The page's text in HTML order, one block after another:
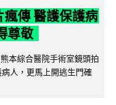
傳 醫護保護病
尊敬
本綜合醫院手術室鏡頭拍
人，更馬上開逃生門確